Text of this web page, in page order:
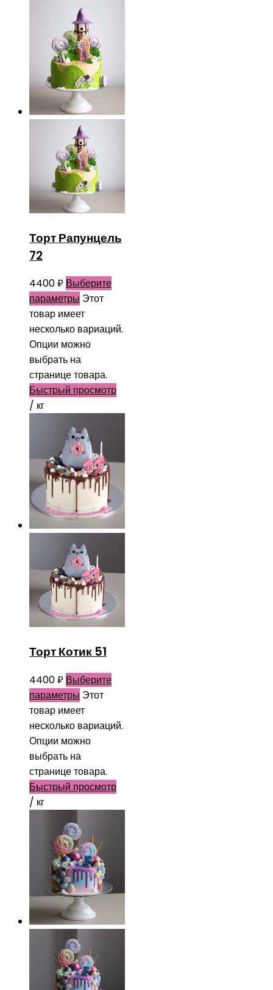
Торт Рапунцель
72
4400₽ Выберите
параметры Этот
товар имеет
несколько вариаций.
Опции можно
выбрать на
странице товара.
Быстрый просмотр
/ кг
Торт Котик 51
4400₽ Выберите
параметры Этот
товар имеет
несколько вариаций.
Опции можно
выбрать на
странице товара.
Быстрый просмотр
/ кг